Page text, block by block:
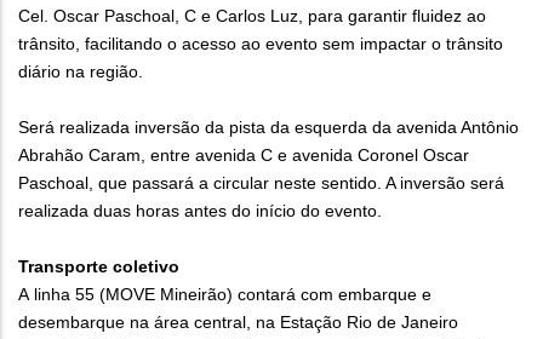
Cel. Oscar Paschoal, C e Carlos Luz, para garantir fluidez ao
trânsito, facilitando o acesso ao evento sem impactar o trânsito
diário na região.
Será realizada inversão da pista da esquerda da avenida Antônio
Abrahão Caram, entre avenida C e avenida Coronel Oscar
Paschoal, que passará a circular neste sentido. A inversão será
realizada duas horas antes do início do evento.
Transporte coletivo
A linha 55 (MOVE Mineirão) contará com embarque e
desembarque na área central, na Estação Rio de Janeiro